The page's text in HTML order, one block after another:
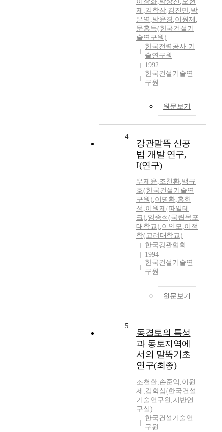
이장화,박상진 ,오현
제 ,김학삼,김진만,박
은영 ,방윤경 ,이원제 ,
문홍득(한국건설기
술연구원)
한국전력공사 기
술연구원
1992
한국건설기술연
구원
원문보기
4
강관말뚝 신공
법 개발 연구,
I(연구)
우제윤,조천환,백규
호(한국건설기술연
구원),이명환,홍헌
성 ,이원제(파일테
크),임종석(국립목포
대학교),이인모,이정
학(고려대학교)
한국강관협회
1994
한국건설기술연
구원
원문보기
5
동결토의 특성
과 동토지역에
서의 말뚝기초
연구(최종)
조천환,손준익 ,이원
제 ,김학삼(한국건설
기술연구원 ,지반연
구실)
한국건설기술연
구원